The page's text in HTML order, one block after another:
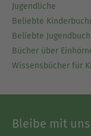
Jugendliche
Beliebte
Beliebte
Bücher über
Wissensbücher für
Bleibe mit